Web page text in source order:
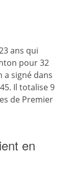
ans qui
pour 32
a signé dans
Il totalise 9
de Premier
en